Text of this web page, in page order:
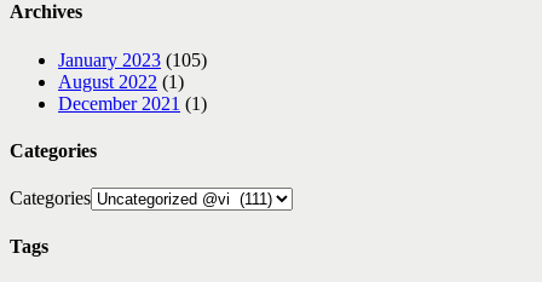
Archives
January 2023 (105)
August 2022 (1)
December 2021 (1)
Categories
Categories
Tags